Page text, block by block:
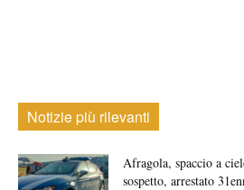
Notizie più rilevanti
Afragola, spaccio a
sospetto, arrestato